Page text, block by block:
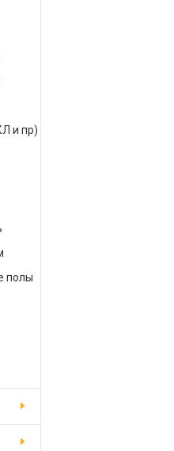
и пр)
полы